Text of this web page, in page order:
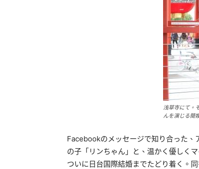
浅草寺にて。
んを演じる簡
Facebookのメッセージで知り合った
の子「リンちゃん」と、温かく優しく
ついに日台国際結婚までたどり着く。